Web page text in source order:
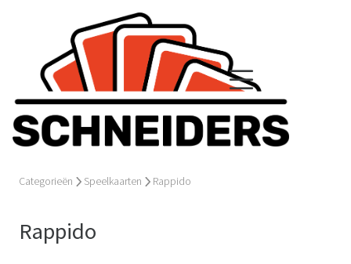
Categorieën Speelkaarten Rappido
Rappido